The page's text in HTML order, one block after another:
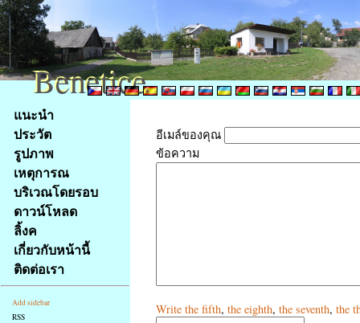
obsah
stránky
Klávesové
zkratky
tomto
webu
základní
Hlavní
strana
แนะนำ
ประวัต
รูปภาพ
เหตุการณ
บริเวณโดยรอบ
ดาวน์โหลด
ลิ้งค
เกี่ยวกับหน้านี้
ติดต่อเรา
Add sidebar
RSS
อีเมล์ของคุณ
ข้อความ
Write the fifth, the eighth, the seventh, the
Benetice
Benetice